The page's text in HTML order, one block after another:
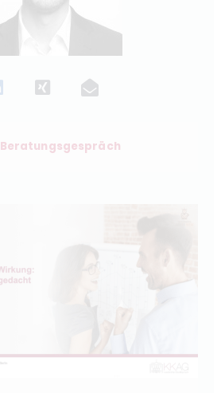
Beratungsgespräch